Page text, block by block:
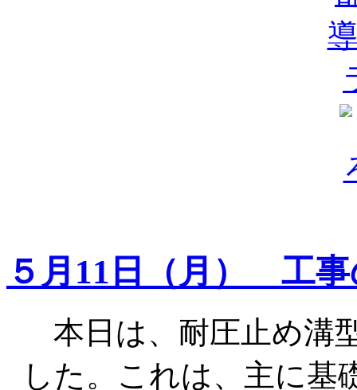
５月11日（月） 工事
本日は、耐圧止め溝
した。これは、主に基